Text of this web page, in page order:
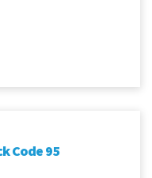
Code 95